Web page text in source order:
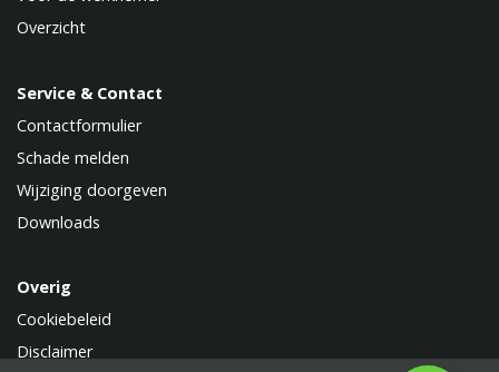
Overzicht
Service & Contact
Contactformulier
Schade melden
Wijziging doorgeven
Downloads
Overig
Cookiebeleid
Disclaimer